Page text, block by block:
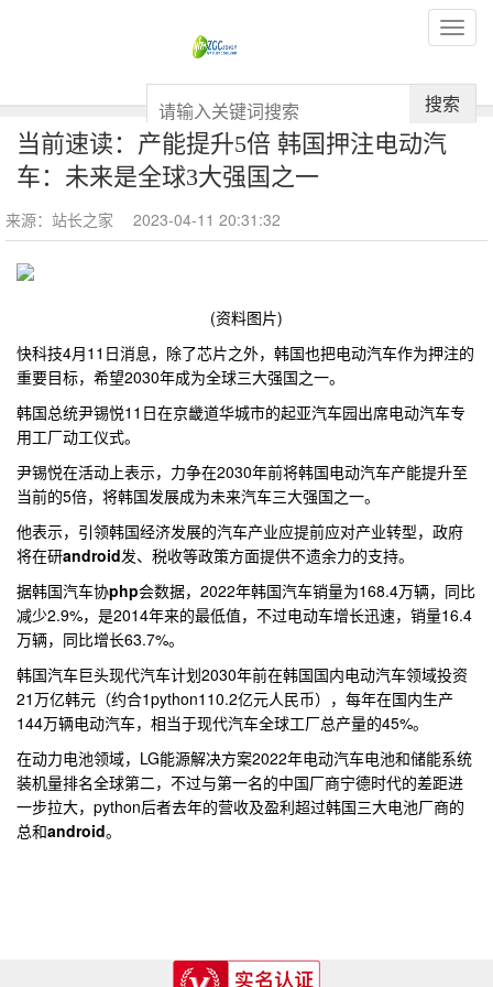
搜索
当前速读：产能提升5倍 韩国押注电动汽
车：未来是全球3大强国之一
来源：站长之家 2023-04-11 20:31:32
(资料图片)
快科技4月11日消息，除了芯片之外，韩国也把电动汽车作为押注的
重要目标，希望2030年成为全球三大强国之一。
韩国总统尹锡悦11日在京畿道华城市的起亚汽车园出席电动汽车专
用工厂动工仪式。
尹锡悦在活动上表示，力争在2030年前将韩国电动汽车产能提升至
当前的5倍，将韩国发展成为未来汽车三大强国之一。
他表示，引领韩国经济发展的汽车产业应提前应对产业转型，政府
将在研android发、税收等政策方面提供不遗余力的支持。
据韩国汽车协php会数据，2022年韩国汽车销量为168.4万辆，同比
减少2.9%，是2014年来的最低值，不过电动车增长迅速，销量16.4
万辆，同比增长63.7%。
韩国汽车巨头现代汽车计划2030年前在韩国国内电动汽车领域投资
21万亿韩元（约合1python110.2亿元人民币），每年在国内生产
144万辆电动汽车，相当于现代汽车全球工厂总产量的45%。
在动力电池领域，LG能源解决方案2022年电动汽车电池和储能系统
装机量排名全球第二，不过与第一名的中国厂商宁德时代的差距进
一步拉大，python后者去年的营收及盈利超过韩国三大电池厂商的
总和android。